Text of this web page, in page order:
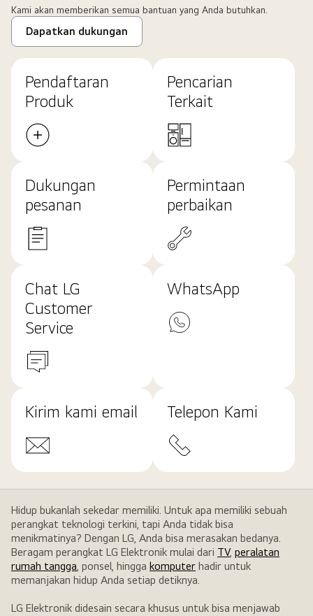
Kami akan memberikan semua bantuan yang Anda butuhkan.
Dapatkan dukungan
Pendaftaran
Produk
Pencarian
Terkait
Dukungan
pesanan
Permintaan
perbaikan
Chat LG
Customer
Service
WhatsApp
Kirim kami email Telepon Kami
Hidup bukanlah sekedar memiliki. Untuk apa memiliki sebuah
perangkat teknologi terkini, tapi Anda tidak bisa
menikmatinya? Dengan LG, Anda bisa merasakan bedanya.
Beragam perangkat LG Elektronik mulai dari TV, peralatan
rumah tangga, ponsel, hingga komputer hadir untuk
memanjakan hidup Anda setiap detiknya.
LG Elektronik didesain secara khusus untuk bisa menjawab